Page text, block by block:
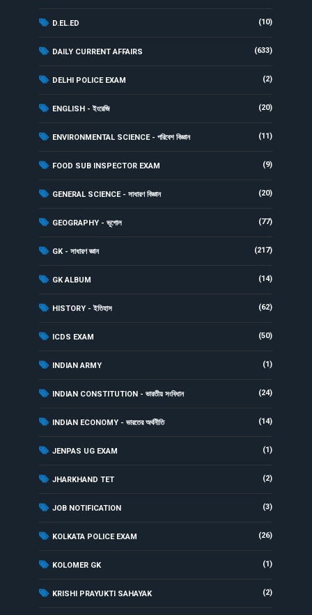
D.EL.ED (10)
DAILY CURRENT AFFAIRS (633)
DELHI POLICE EXAM (2)
ENGLISH - ইংরেজি (20)
ENVIRONMENTAL SCIENCE - পরিবেশ বিজ্ঞান (11)
FOOD SUB INSPECTOR EXAM (9)
GENERAL SCIENCE - সাধারণ বিজ্ঞান (20)
GEOGRAPHY - ভূগোল (77)
GK - সাধারণ জ্ঞান (217)
GK ALBUM (14)
HISTORY - ইতিহাস (62)
ICDS EXAM (50)
INDIAN ARMY (1)
INDIAN CONSTITUTION - ভারতীয় সংবিধান (24)
INDIAN ECONOMY - ভারতের অর্থনীতি (14)
JENPAS UG EXAM (1)
JHARKHAND TET (2)
JOB NOTIFICATION (3)
KOLKATA POLICE EXAM (26)
KOLOMER GK (1)
KRISHI PRAYUKTI SAHAYAK (2)